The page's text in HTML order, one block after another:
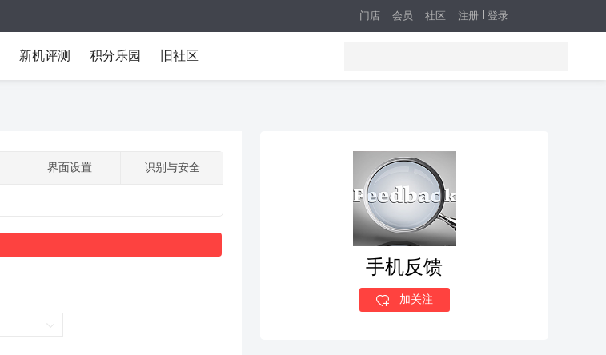
注册 登录
门店 会员 社区
新机评测 积分乐园 旧社区
界面设置 识别与安全
手机反馈
加关注